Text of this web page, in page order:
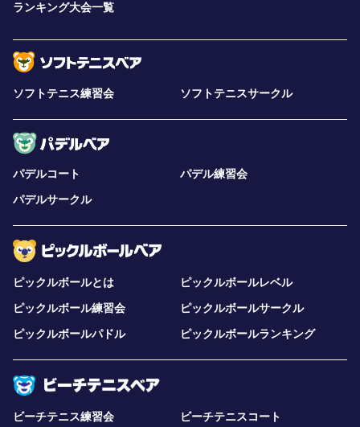
ランキング大会一覧
ソフトテニス練習会 ソフトテニスサークル
パデルコート
パデル練習会
パデルサークル
ピックルボールとは
ピックルボールレベル
ピックルボール練習会
ピックルボールサークル
ピックルボールパドル
ピックルボールランキング
ビーチテニス練習会
ビーチテニスコート